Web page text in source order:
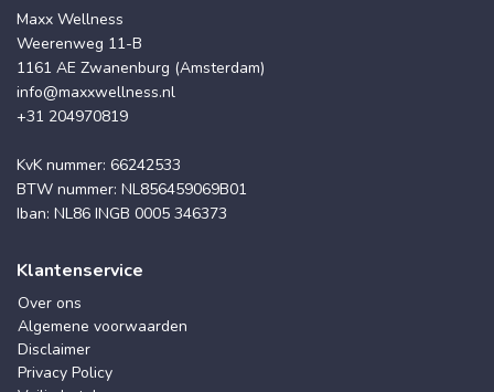
Maxx Wellness
Weerenweg 11-B
1161 AE Zwanenburg (Amsterdam)
info@maxxwellness.nl
+31 204970819
KvK nummer: 66242533
BTW nummer: NL856459069B01
Iban: NL86 INGB 0005 346373
Klantenservice
Over ons
Algemene voorwaarden
Disclaimer
Privacy Policy